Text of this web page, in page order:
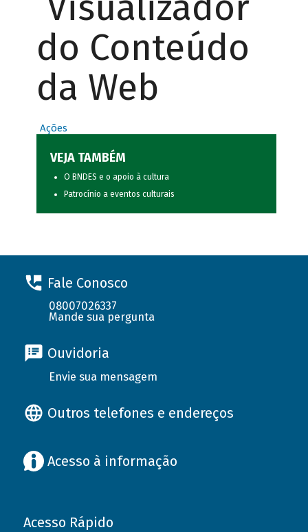
do Conteúdo
da Web
Ações
VEJA TAMBÉM
O BNDES e o apoio à cultura
Patrocínio a eventos culturais
Fale Conosco
08007026337
Mande sua pergunta
Ouvidoria
Envie sua mensagem
Outros telefones e endereços
Acesso à informação
Acesso Rápido